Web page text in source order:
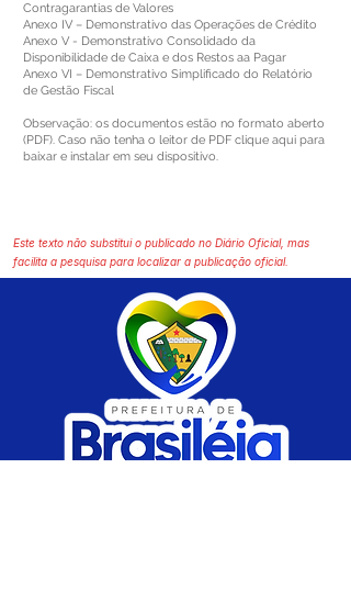
Contragarantias de Valores
Anexo IV – Demonstrativo das Operações de Crédito
Anexo V - Demonstrativo Consolidado da
Disponibilidade de Caixa e dos Restos aa Pagar
Anexo VI – Demonstrativo Simplificado do Relatório
de Gestão Fiscal
Observação: os documentos estão no formato aberto
(PDF). Caso não tenha o leitor de PDF clique aqui para
baixar e instalar em seu dispositivo.
Este texto não substitui o publicado no Diário Oficial, mas
facilita a pesquisa para localizar a publicação oficial.